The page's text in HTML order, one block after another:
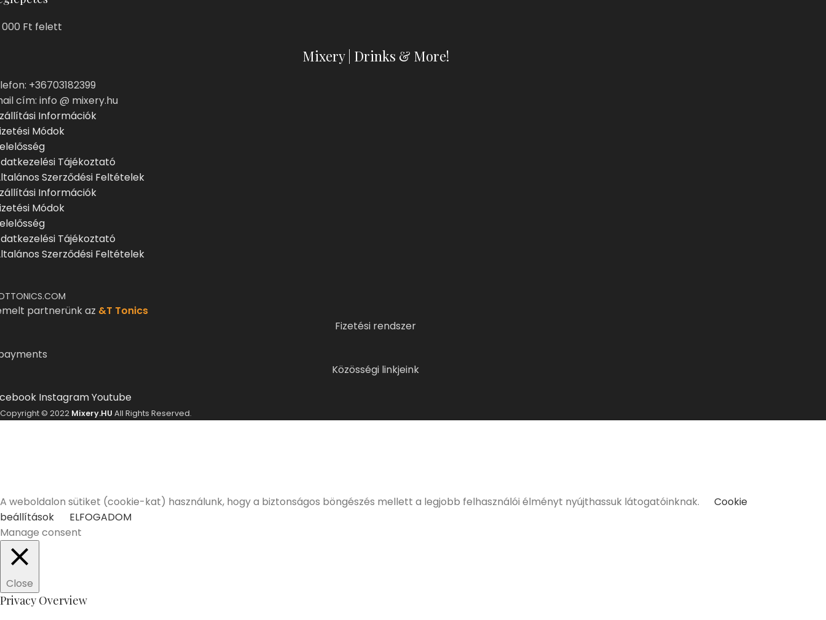
000 Ft felett
Mixery | Drinks & More!
+36703182399
cím: info @ mixery.hu
Információk
Módok
Tájékoztató
Szerződési Feltételek
Információk
Módok
Tájékoztató
Szerződési Feltételek
partnerünk az &T Tonics
Fizetési rendszer
Közösségi linkjeink
InstagramYoutube
Copyright © 2022 Mixery.HU All Rights Reserved.
A weboldalon sütiket (cookie-kat) használunk, hogy a biztonságos böngészés mellett a legjobb felhasználói élményt nyújthassuk látogatóinknak.
Cookie
beállítások
ELFOGADOM
Manage consent
Close
Privacy Overview